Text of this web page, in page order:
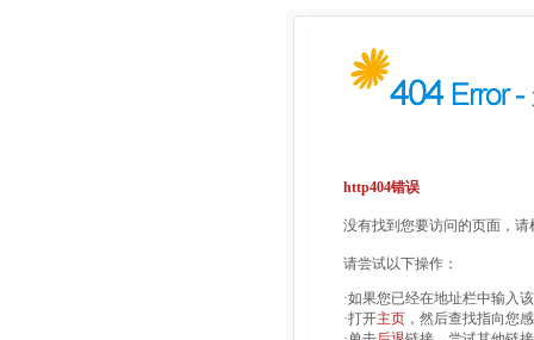
http404错误
没有找到您要访问的页面，
请尝试以下操作：
·如果您已经在地址栏中输入
·打开主页 ，然后查找指向您